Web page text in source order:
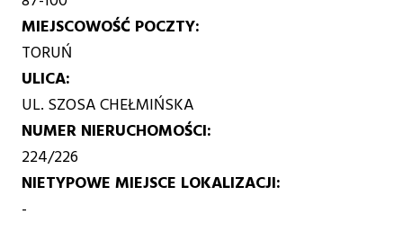
MIEJSCOWOŚĆ POCZTY
TORUŃ
ULICA
UL. SZOSA CHEŁMIŃSKA
NUMER NIERUCHOMOŚCI
224/226
NIETYPOWE MIEJSCE LOKALIZACJI
-